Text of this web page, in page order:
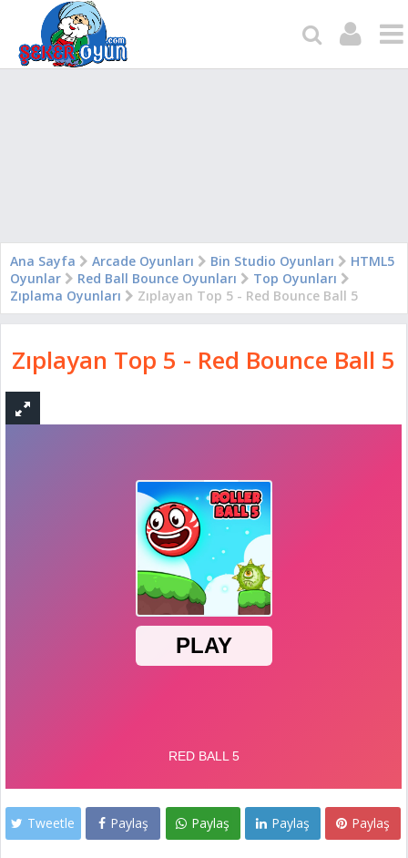
Ana Sayfa Arcade Oyunları Bin Studio Oyunları
HTML5
Oyunlar
Red Ball Bounce Oyunları
Top Oyunları
Zıplama Oyunları
Zıplayan Top 5 - Red Bounce Ball 5
Zıplayan Top 5 - Red Bounce Ball 5
Tweetle Paylaş Paylaş Paylaş Paylaş